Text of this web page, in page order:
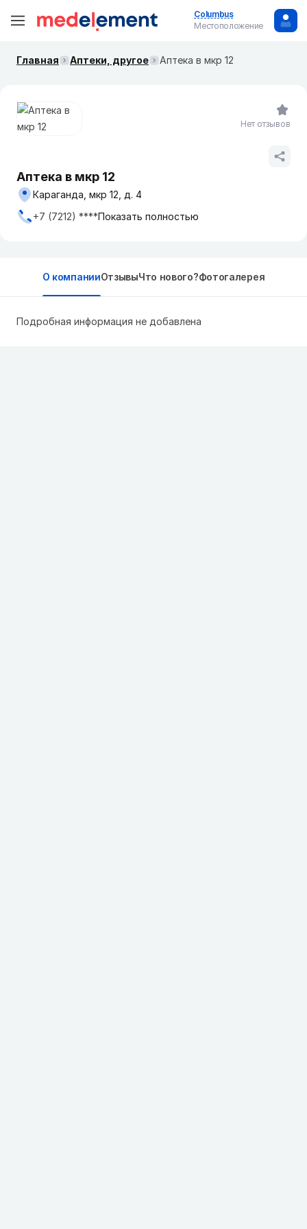
Columbus
Местоположение
Главная Аптеки, другое Аптека в мкр 12
Аптека в мкр 12
Караганда, мкр 12, д. 4
+7 (7212) ****Показать полностью
Нет отзывов
О компанииОтзывыЧто нового?Фотогалерея
Подробная информация не добавлена